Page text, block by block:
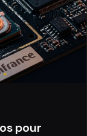
pour